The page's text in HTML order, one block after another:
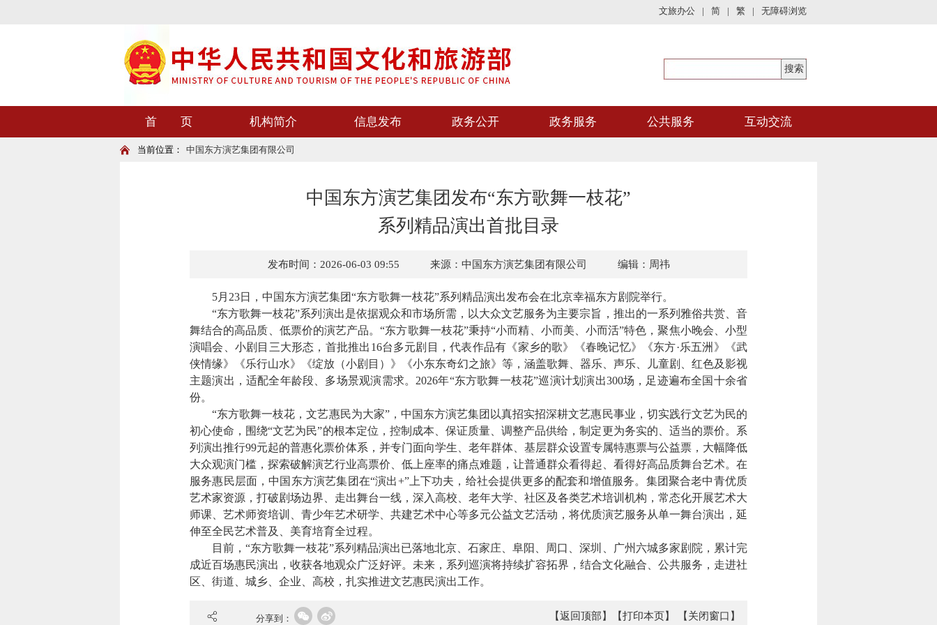
文旅办公 | 简 | 繁 | 无障碍浏览
首 页 机构简介 信息发布 政务公开 政务服务 公共服务 互动交流
当前位置： 中国东方演艺集团有限公司
中国东方演艺集团发布“东方歌舞一枝花”
系列精品演出首批目录
发布时间：2026-06-03 09:55 来源：中国东方演艺集团有限公司 编辑：周祎
5月23日，中国东方演艺集团“东方歌舞一枝花”系列精品演出发布会在北京幸福东方剧院举行。
“东方歌舞一枝花”系列演出是依据观众和市场所需，以大众文艺服务为主要宗旨，推出的一系列雅俗共赏、音
舞结合的高品质、低票价的演艺产品。“东方歌舞一枝花”秉持“小而精、小而美、小而活”特色，聚焦小晚会、小型
演唱会、小剧目三大形态，首批推出16台多元剧目，代表作品有《家乡的歌》《春晚记忆》《东方·乐五洲》《武
侠情缘》《乐行山水》《绽放（小剧目）》《小东东奇幻之旅》等，涵盖歌舞、器乐、声乐、儿童剧、红色及影视
主题演出，适配全年龄段、多场景观演需求。2026年“东方歌舞一枝花”巡演计划演出300场，足迹遍布全国十余省
份。
“东方歌舞一枝花，文艺惠民为大家”，中国东方演艺集团以真招实招深耕文艺惠民事业，切实践行文艺为民的
初心使命，围绕“文艺为民”的根本定位，控制成本、保证质量、调整产品供给，制定更为务实的、适当的票价。系
列演出推行99元起的普惠化票价体系，并专门面向学生、老年群体、基层群众设置专属特惠票与公益票，大幅降低
大众观演门槛，探索破解演艺行业高票价、低上座率的痛点难题，让普通群众看得起、看得好高品质舞台艺术。在
服务惠民层面， 中国东方演艺集团在“演出+”上下功夫，给社会提供更多的配套和增值服务。集团聚合老中青优质
艺术家资源，打破剧场边界、走出舞台一线，深入高校、老年大学、社区及各类艺术培训机构，常态化开展艺术大
师课、艺术师资培训、青少年艺术研学、共建艺术中心等多元公益文艺活动，将优质演艺服务从单一舞台演出，延
伸至全民艺术普及、美育培育全过程。
目前，“东方歌舞一枝花”系列精品演出已落地北京、石家庄、阜阳、周口、深圳、广州六城多家剧院，累计完
成近百场惠民演出，收获各地观众广泛好评。未来，系列巡演将持续扩容拓界，结合文化融合、公共服务，走进社
区、街道、城乡、企业、高校，扎实推进文艺惠民演出工作。
分享到： 【返回顶部】 【打印本页】 【关闭窗口】